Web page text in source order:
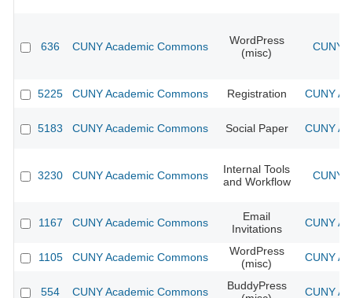
636 CUNY Academic Commons
WordPress
(misc)
CUNY
5225 CUNY Academic Commons Registration CUNY
5183 CUNY Academic Commons Social Paper CUNY
3230 CUNY Academic Commons
Internal Tools
and Workflow
CUNY
1167 CUNY Academic Commons
Email
Invitations
CUNY
1105 CUNY Academic Commons
WordPress
(misc)
CUNY
554 CUNY Academic Commons
BuddyPress
CUNY